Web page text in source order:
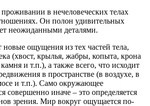
в нечеловеческих телах
Он полон удивительных
неожиданными деталями.
ощущения из тех частей тела,
(хвост, крылья, жабры, копыта, крона
и т.п.), а также всего, что исходит
в пространстве (в воздухе, в
и т.п.). Само окружающее
совершенно иначе – это определяется
зрения. Мир вокруг ощущается по-